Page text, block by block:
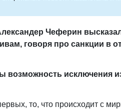
Чеферин
говоря про санкции в
исключения
то, что происходит с